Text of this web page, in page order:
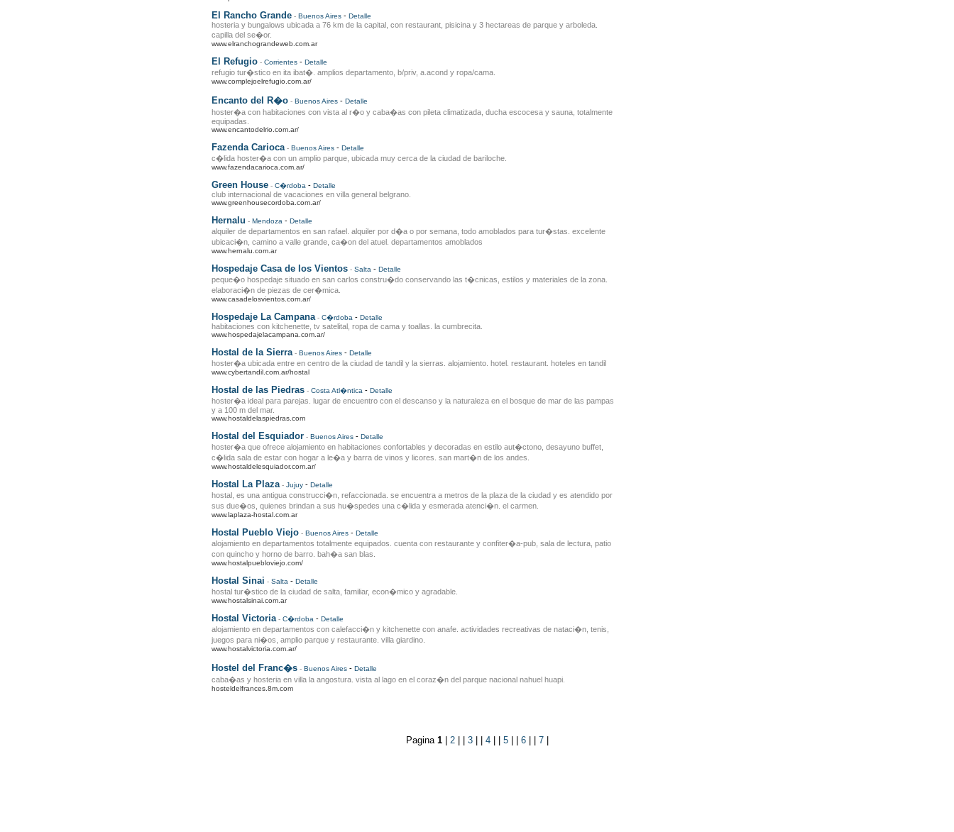
El Rancho Grande - Buenos Aires - Detalle
hosteria y bungalows ubicada a 76 km de la capital, con restaurant, pisicina y 3 hectareas de parque y arboleda.
capilla del se�or.
www.elranchograndeweb.com.ar
El Refugio - Corrientes - Detalle
refugio tur�stico en ita ibat�. amplios departamento, b/priv, a.acond y ropa/cama.
www.complejoelrefugio.com.ar/
Encanto del R�o - Buenos Aires - Detalle
hoster�a con habitaciones con vista al r�o y caba�as con pileta climatizada, ducha escocesa y sauna, totalmente
equipadas.
www.encantodelrio.com.ar/
Fazenda Carioca - Buenos Aires - Detalle
c�lida hoster�a con un amplio parque, ubicada muy cerca de la ciudad de bariloche.
www.fazendacarioca.com.ar/
Green House - C�rdoba - Detalle
club internacional de vacaciones en villa general belgrano.
www.greenhousecordoba.com.ar/
Hernalu - Mendoza - Detalle
alquiler de departamentos en san rafael. alquiler por d�a o por semana, todo amoblados para tur�stas. excelente
ubicaci�n, camino a valle grande, ca�on del atuel. departamentos amoblados
www.hernalu.com.ar
Hospedaje Casa de los Vientos - Salta - Detalle
peque�o hospedaje situado en san carlos constru�do conservando las t�cnicas, estilos y materiales de la zona.
elaboraci�n de piezas de cer�mica.
www.casadelosvientos.com.ar/
Hospedaje La Campana - C�rdoba - Detalle
habitaciones con kitchenette, tv satelital, ropa de cama y toallas. la cumbrecita.
www.hospedajelacampana.com.ar/
Hostal de la Sierra - Buenos Aires - Detalle
hoster�a ubicada entre en centro de la ciudad de tandil y la sierras. alojamiento. hotel. restaurant. hoteles en tandil
www.cybertandil.com.ar/hostal
Hostal de las Piedras - Costa Atl�ntica - Detalle
hoster�a ideal para parejas. lugar de encuentro con el descanso y la naturaleza en el bosque de mar de las pampas
y a 100 m del mar.
www.hostaldelaspiedras.com
Hostal del Esquiador - Buenos Aires - Detalle
hoster�a que ofrece alojamiento en habitaciones confortables y decoradas en estilo aut�ctono, desayuno buffet,
c�lida sala de estar con hogar a le�a y barra de vinos y licores. san mart�n de los andes.
www.hostaldelesquiador.com.ar/
Hostal La Plaza - Jujuy - Detalle
hostal, es una antigua construcci�n, refaccionada. se encuentra a metros de la plaza de la ciudad y es atendido por
sus due�os, quienes brindan a sus hu�spedes una c�lida y esmerada atenci�n. el carmen.
www.laplaza-hostal.com.ar
Hostal Pueblo Viejo - Buenos Aires - Detalle
alojamiento en departamentos totalmente equipados. cuenta con restaurante y confiter�a-pub, sala de lectura, patio
con quincho y horno de barro. bah�a san blas.
www.hostalpuebloviejo.com/
Hostal Sinai - Salta - Detalle
hostal tur�stico de la ciudad de salta, familiar, econ�mico y agradable.
www.hostalsinai.com.ar
Hostal Victoria - C�rdoba - Detalle
alojamiento en departamentos con calefacci�n y kitchenette con anafe. actividades recreativas de nataci�n, tenis,
juegos para ni�os, amplio parque y restaurante. villa giardino.
www.hostalvictoria.com.ar/
Hostel del Franc�s - Buenos Aires - Detalle
caba�as y hosteria en villa la angostura. vista al lago en el coraz�n del parque nacional nahuel huapi.
hosteldelfrances.8m.com
Pagina 1| 2| | 3| | 4| | 5| | 6| | 7|